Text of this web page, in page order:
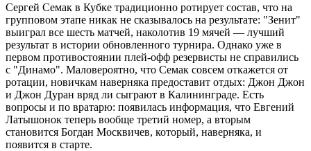
Сергей Семак в Кубке традиционно ротирует состав, что на
групповом этапе никак не сказывалось на результате: "Зенит"
выиграл все шесть матчей, наколотив 19 мячей ― лучший
результат в истории обновленного турнира. Однако уже в
первом противостоянии плей-офф резервисты не справились
с "Динамо". Маловероятно, что Семак совсем откажется от
ротации, новичкам наверняка предоставит отдых: Джон Джон
и Джон Дуран вряд ли сыграют в Калининграде. Есть
вопросы и по вратарю: появилась информация, что Евгений
Латышонок теперь вообще третий номер, а вторым
становится Богдан Москвичев, который, наверняка, и
появится в старте.